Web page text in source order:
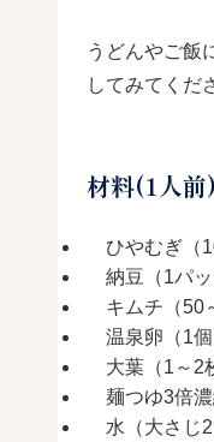
うどんやご飯
してみてくだ
材料(1人前)
ひやむぎ（
納豆（1パッ
キムチ（50
温泉卵（1個
大葉（1～2
麺つゆ3倍
水（大さじ2